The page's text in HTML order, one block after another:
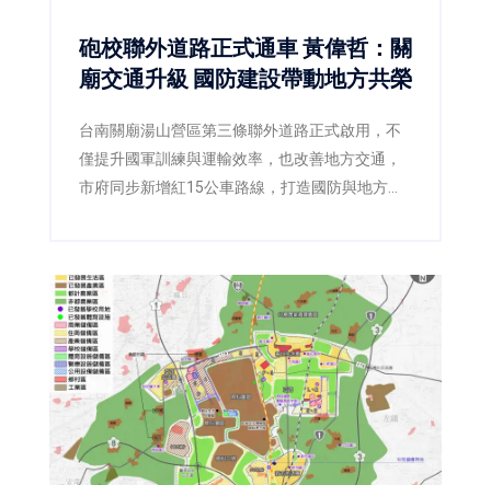
砲校聯外道路正式通車 黃偉哲：關
廟交通升級 國防建設帶動地方共榮
台南關廟湯山營區第三條聯外道路正式啟用，不
僅提升國軍訓練與運輸效率，也改善地方交通，
市府同步新增紅15公車路線，打造國防與地方雙